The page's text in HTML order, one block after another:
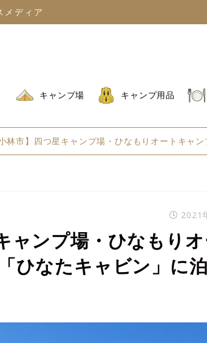
メディア
キャンプ場 キャンプ用品
林市】四つ星キャンプ場・ひなもりオートキャ
2021
ャンプ場・ひなもりオ
ひなたキャビン」に